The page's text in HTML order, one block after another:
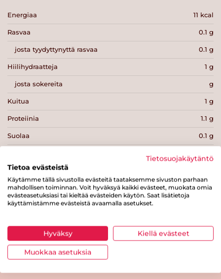
Energiaa 11 kcal
Rasvaa 0.1 g
josta tyydyttynyttä rasvaa 0.1 g
Hiilihydraatteja 1 g
josta sokereita g
Kuitua 1 g
Proteiinia 1.1 g
Suolaa 0.1 g
Tulosta sivu Jaa tuote
Tietosuojakäytäntö
Tietoa evästeistä
Käytämme tällä sivustolla evästeitä taataksemme sivuston parhaan
mahdollisen toiminnan. Voit hyväksyä kaikki evästeet, muokata omia
evästeasetuksiasi tai kieltää evästeiden käytön. Saat lisätietoja
käyttämistämme evästeistä avaamalla asetukset.
Hyväksy Kiellä evästeet
Muokkaa asetuksia